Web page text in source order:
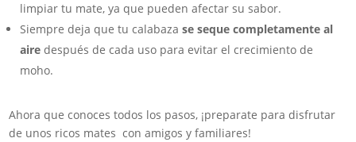
limpiar tu mate, ya que pueden afectar su sabor.
Siempre deja que tu calabaza se seque completamente al
aire después de cada uso para evitar el crecimiento de
moho.
Ahora que conoces todos los pasos, ¡preparate para disfrutar
de unos ricos mates con amigos y familiares!